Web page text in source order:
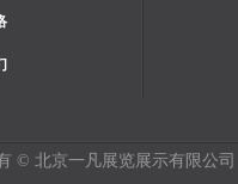
© 北京一凡展览展示有限公司